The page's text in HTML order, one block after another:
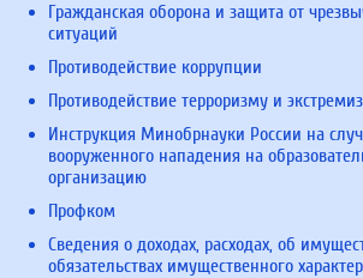
Гражданская оборона и защита от
ситуаций
Противодействие коррупции
Противодействие терроризму и
Инструкция Минобрнауки России на
вооруженного нападения на
организацию
Профком
Сведения о доходах, расходах, об
обязательствах имущественного